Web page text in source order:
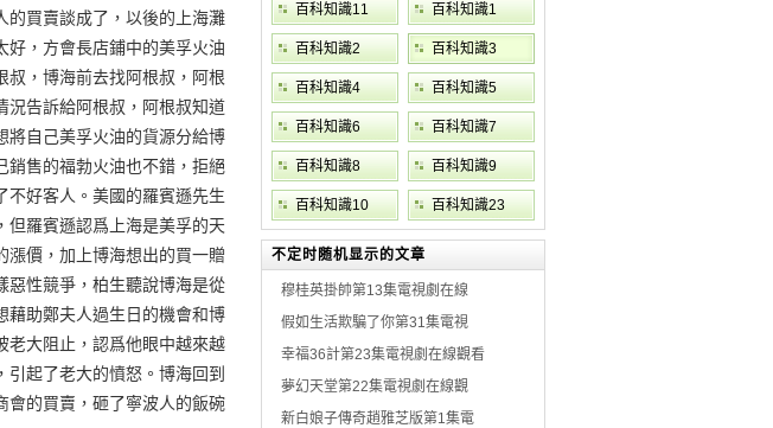
的買賣談成了，以後的上海灘
好，方會長店鋪中的美孚火油
叔，博海前去找阿根叔，阿根
況告訴給阿根叔，阿根叔知道
將自己美孚火油的貨源分給博
銷售的福勃火油也不錯，拒絕
不好客人。美國的羅賓遜先生
但羅賓遜認爲上海是美孚的天
漲價，加上博海想出的買一贈
惡性競爭，柏生聽說博海是從
藉助鄭夫人過生日的機會和博
老大阻止，認爲他眼中越來越
起了老大的憤怒。博海回到
會的買賣，砸了寧波人的飯碗
百科知識11 百科知識1
百科知識2 百科知識3
百科知識4 百科知識5
百科知識6 百科知識7
百科知識8 百科知識9
百科知識10 百科知識23
不定时随机显示的文章
穆桂英掛帥第13集電視劇在線
假如生活欺騙了你第31集電視
幸福36計第23集電視劇在線觀看
夢幻天堂第22集電視劇在線觀
新白娘子傳奇趙雅芝版第1集電